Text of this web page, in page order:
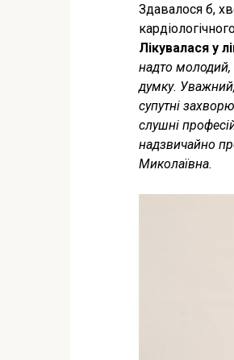
Здавалося б,
Лікувалася у
надто молодий,
думку.
супутні
слушні
надзвичайно
Миколаївна.